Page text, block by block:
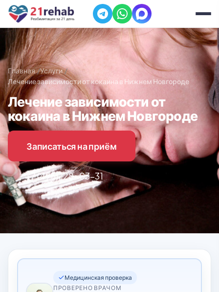
Главная Услуги
Лечение зависимости от кокаина в Нижнем Новгороде
Лечение зависимости от
кокаина в Нижнем Новгороде
Записаться на приём
+7 (495) 128-03-31
Медицинская проверка
ПРОВЕРЕНО ВРАЧОМ